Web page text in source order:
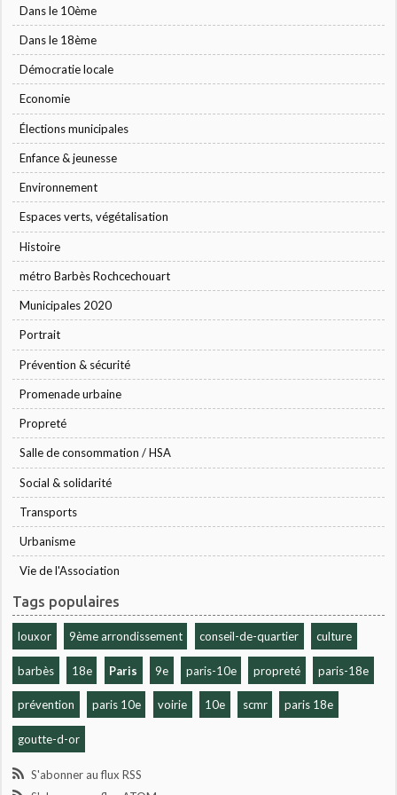
Dans le 10ème
Dans le 18ème
Démocratie locale
Economie
Élections municipales
Enfance & jeunesse
Environnement
Espaces verts, végétalisation
Histoire
métro Barbès Rochcechouart
Municipales 2020
Portrait
Prévention & sécurité
Promenade urbaine
Propreté
Salle de consommation / HSA
Social & solidarité
Transports
Urbanisme
Vie de l'Association
Tags populaires
louxor 9ème arrondissement conseil-de-quartier culture
barbès 18e Paris 9e paris-10e propreté paris-18e
prévention paris 10e voirie 10e scmr paris 18e
goutte-d-or
S'abonner au flux RSS